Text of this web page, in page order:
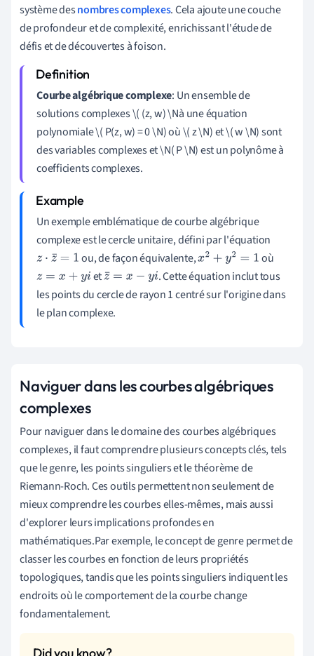
système desnombres complexes. Cela ajoute une couche
de profondeur et de complexité, enrichissant l'étude de
défis et de découvertes à foison.
Courbe algébrique complexe: Un ensemble de
solutions complexes \( (z, w) \Nà une équation
polynomiale \( P(z, w) = 0 \N) où \( z \N) et \( w \N) sont
des variables complexes et \N( P \N) est un polynôme à
coefficients complexes.
Un exemple emblématique de courbe algébrique
complexe est le cercle unitaire, défini par l'équation
z⋅z ¯=1 ou, de façon équivalente,x2+y2=1
où
z=x+ yi etz¯=x −y i
. Cette équation inclut tous
les points du cercle de rayon 1 centré sur l'origine dans
le plan complexe.
Naviguer dans les courbes algébriques
complexes
Pour naviguer dans le domaine des courbes algébriques
complexes, il faut comprendre plusieurs concepts clés, tels
que le genre, les points singuliers et le théorème de
Riemann-Roch. Ces outils permettent non seulement de
mieux comprendre les courbes elles-mêmes, mais aussi
d'explorer leurs implications profondes en
mathématiques.Par exemple, le concept de genre permet de
classer les courbes en fonction de leurs propriétés
topologiques, tandis que les points singuliers indiquent les
endroits où le comportement de la courbe change
fondamentalement.